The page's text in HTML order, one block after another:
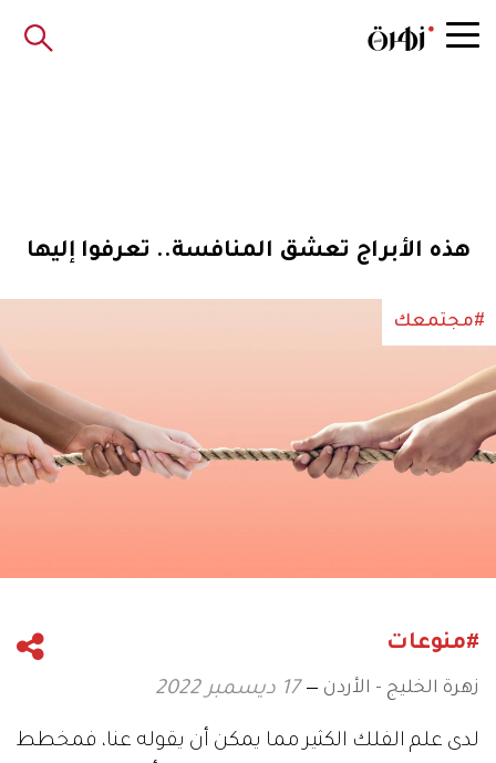
هذه الأبراج تعشق المنافسة.. تعرفوا إليها
#مجتمعك
#منوعات
زهرة الخليج - الأردن 17 ديسمبر 2022
لدى علم الفلك الكثير مما يمكن أن يقوله عنا، فمخطط